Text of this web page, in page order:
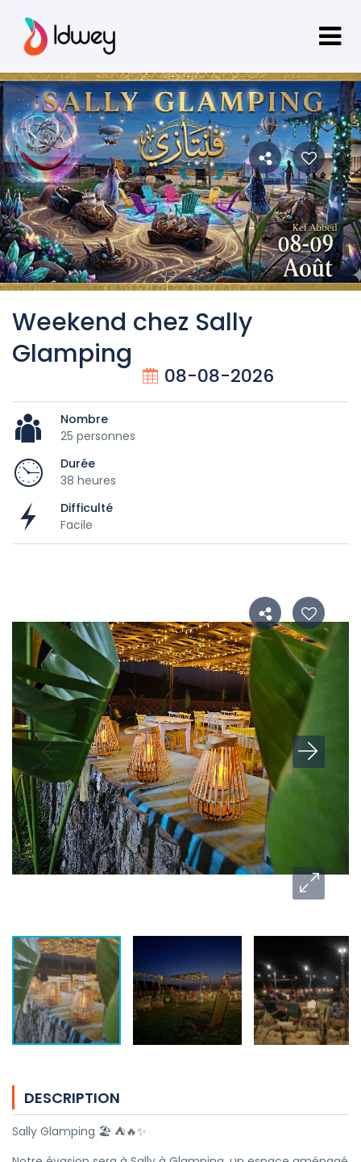
Weekend chez Sally
Glamping
08-08-2026
Nombre
25 personnes
Durée
38 heures
Difficulté
Facile
DESCRIPTION
Sally Glamping 🏖 ⛺🔥✨